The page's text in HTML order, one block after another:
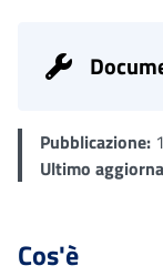
Pubblicazione:
Ultimo
Cos'è